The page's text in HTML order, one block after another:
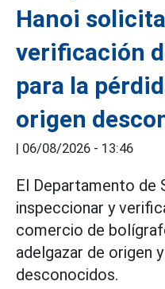
Hanoi
verificación
para la
origen
| 06/08/2026 - 13:46
El Departamento de
inspeccionar y
comercio de
adelgazar de origen
desconocidos.